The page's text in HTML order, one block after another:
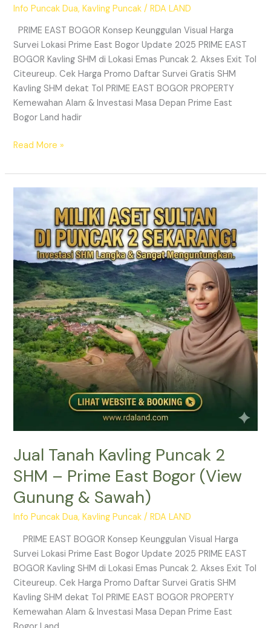
Info Puncak Dua,Kavling Puncak /RDA LAND
PRIME EAST BOGOR Konsep Keunggulan Visual Harga
Survei Lokasi Prime East Bogor Update 2025 PRIME EAST
BOGOR Kavling SHM di Lokasi Emas Puncak 2. Akses Exit Tol
Citeureup. Cek Harga Promo Daftar Survei Gratis SHM
Kavling SHM dekat Tol PRIME EAST BOGOR PROPERTY
Kemewahan Alam & Investasi Masa Depan Prime East
Bogor Land hadir
Read More »
Jual Tanah Kavling Puncak 2
SHM – Prime East Bogor (View
Gunung & Sawah)
Info Puncak Dua,Kavling Puncak /RDA LAND
PRIME EAST BOGOR Konsep Keunggulan Visual Harga
Survei Lokasi Prime East Bogor Update 2025 PRIME EAST
BOGOR Kavling SHM di Lokasi Emas Puncak 2. Akses Exit Tol
Citeureup. Cek Harga Promo Daftar Survei Gratis SHM
Kavling SHM dekat Tol PRIME EAST BOGOR PROPERTY
Kemewahan Alam & Investasi Masa Depan Prime East
Tanah
Kavling
Puncak
SHM
–
Prime
East
Bogor
(View
Gunung
&
Sawah)